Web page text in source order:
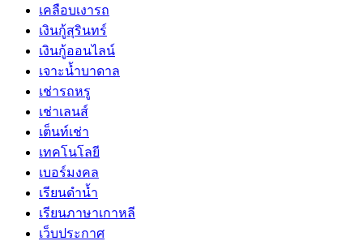
เคลือบเงารถ
เงินกู้สุรินทร์
เงินกู้ออนไลน์
เจาะน้ำบาดาล
เช่ารถหรู
เช่าเลนส์
เต็นท์เช่า
เทคโนโลยี
เบอร์มงคล
เรียนดำน้ำ
เรียนภาษาเกาหลี
เว็บประกาศ